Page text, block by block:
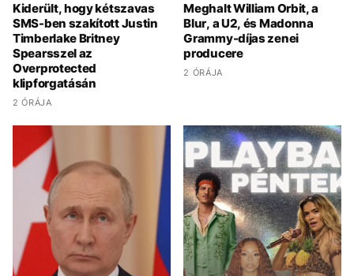
Kiderült, hogy kétszavas
SMS-ben szakított Justin
Timberlake Britney
Spearsszel az
Overprotected
klipforgatásán
2 ÓRÁJA
Meghalt William Orbit, a
Blur, a U2, és Madonna
Grammy-díjas zenei
producere
2 ÓRÁJA